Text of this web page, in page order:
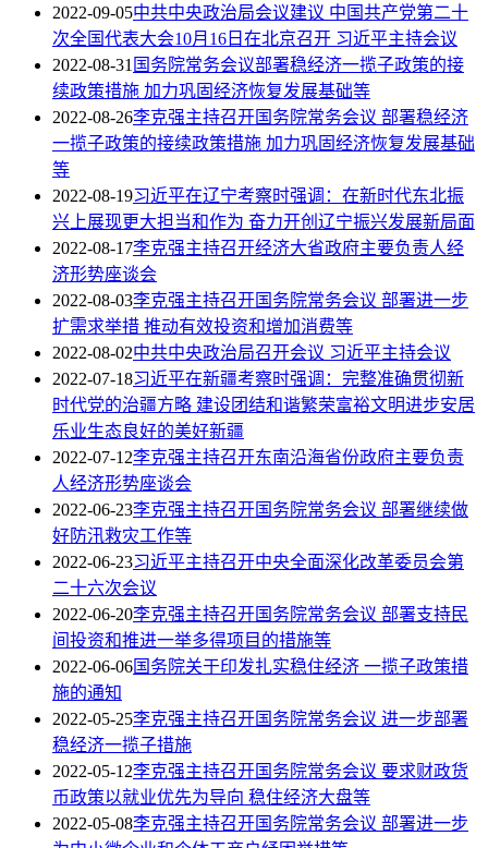
2022-09-05中共中央政治局会议建议 中国共产党第二十
次全国代表大会10月16日在北京召开 习近平主持会议
2022-08-31 国务院常务会议部署稳经济一揽子政策的接
续政策措施 加力巩固经济恢复发展基础等
2022-08-26李克强主持召开国务院常务会议 部署稳经济
一揽子政策的接续政策措施 加力巩固经济恢复发展基础
等
2022-08-19习近平在辽宁考察时强调：在新时代东北振
兴上展现更大担当和作为 奋力开创辽宁振兴发展新局面
2022-08-17李克强主持召开经济大省政府主要负责人经
济形势座谈会
2022-08-03李克强主持召开国务院常务会议 部署进一步
扩需求举措 推动有效投资和增加消费等
2022-08-02中共中央政治局召开会议 习近平主持会议
2022-07-18习近平在新疆考察时强调：完整准确贯彻新
时代党的治疆方略 建设团结和谐繁荣富裕文明进步安居
乐业生态良好的美好新疆
2022-07-12李克强主持召开东南沿海省份政府主要负责
人经济形势座谈会
2022-06-23李克强主持召开国务院常务会议 部署继续做
好防汛救灾工作等
2022-06-23习近平主持召开中央全面深化改革委员会第
二十六次会议
2022-06-20李克强主持召开国务院常务会议 部署支持民
间投资和推进一举多得项目的措施等
2022-06-06国务院关于印发扎实稳住经济 一揽子政策措
施的通知
2022-05-25李克强主持召开国务院常务会议 进一步部署
稳经济一揽子措施
2022-05-12李克强主持召开国务院常务会议 要求财政货
币政策以就业优先为导向 稳住经济大盘等
2022-05-08李克强主持召开国务院常务会议 部署进一步